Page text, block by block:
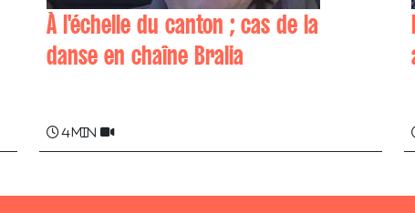
À l'échelle du canton ; cas de la
danse en chaîne Bralia
4 min